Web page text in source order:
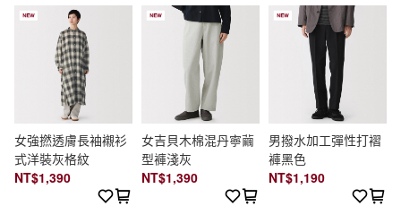
女強撚透膚長袖襯衫
式洋裝灰格紋
NT$1,390
女吉貝木棉混丹寧繭
型褲淺灰
NT$1,390
男撥水加工彈性打褶
褲黑色
NT$1,190